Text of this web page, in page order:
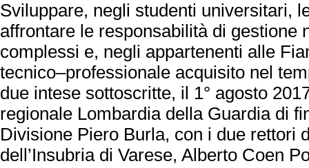
Sviluppare, negli studenti universitari,
affrontare le responsabilità di gestione
complessi e, negli appartenenti alle
tecnico–professionale acquisito nel
due intese sottoscritte, il 1° agosto
regionale Lombardia della Guardia di
Divisione Piero Burla, con i due rettori
dell’Insubria di Varese, Alberto Coen